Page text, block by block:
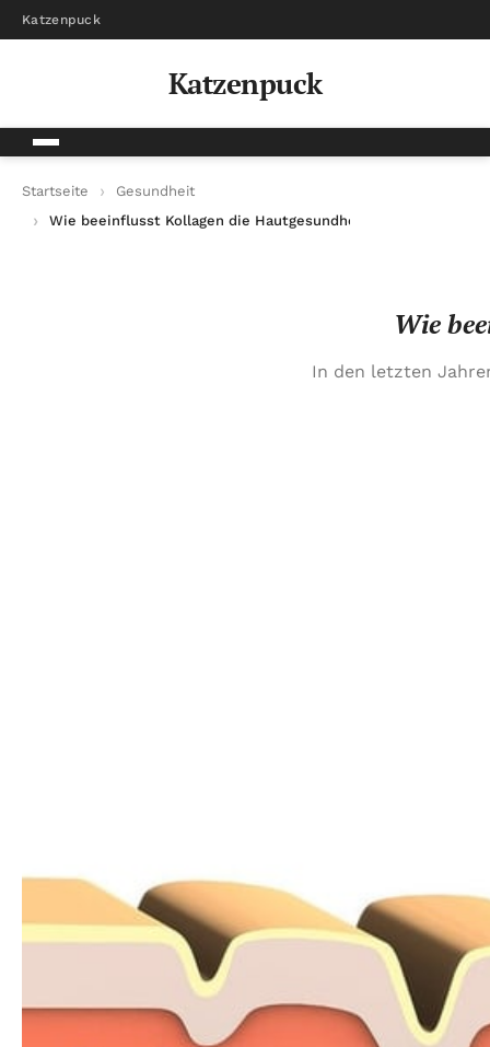
Katzenpuck
Katzenpuck
Startseite
Gesundheit
Wie beeinflusst Kollagen die Hautgesundheit von innen?
Wie
In den letzten